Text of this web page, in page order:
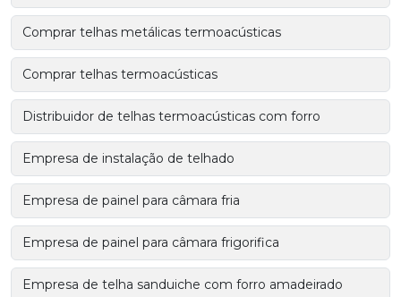
Comprar telhas metálicas termoacústicas
Comprar telhas termoacústicas
Distribuidor de telhas termoacústicas com forro
Empresa de instalação de telhado
Empresa de painel para câmara fria
Empresa de painel para câmara frigorifica
Empresa de telha sanduiche com forro amadeirado